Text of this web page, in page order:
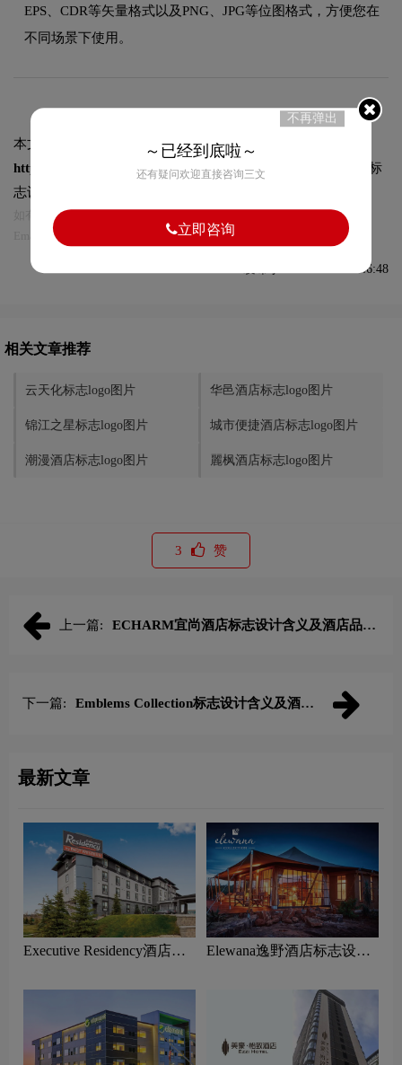
EPS、CDR等矢量格式以及PNG、JPG等位图格式，方便您在
不同场景下使用。
本文标题和链接
EVEN酒店标志logo图片:
https://logo9.net/works/10247.html转载时请注明出处为诗宸标
志设计及本链接!
如有内容侵犯您的合法权益，请及时与我们联系
Email:75696531@qq.com，我们将第一时间安排删除。
发布于2022-11-30 09:46:48
相关文章推荐
云天化标志logo图片 华邑酒店标志logo图片
锦江之星标志logo图片 城市便捷酒店标志logo图片
潮漫酒店标志logo图片 麗枫酒店标志logo图片
3 赞
上一篇:
ECHARM宜尚酒店标志设计含义及酒店品牌
下一篇:
Emblems Collection标志设计含义及酒店
最新文章
Executive Residency酒店标
理念
Elewana逸野酒店标志设计
不再弹出
～已经到底啦～
还有疑问欢迎直接咨询三文
立即咨询